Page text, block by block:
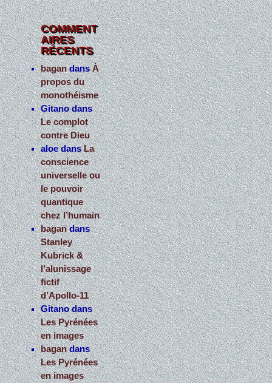
COMMENT
AIRES
RÉCENTS
bagandansÀ
propos du
monothéisme
Gitanodans
Le complot
contre Dieu
aloedansLa
conscience
universelle ou
le pouvoir
quantique
chez l’humain
bagandans
Stanley
Kubrick &
l’alunissage
fictif
d’Apollo-11
Gitanodans
Les Pyrénées
en images
bagandans
Les Pyrénées
en images